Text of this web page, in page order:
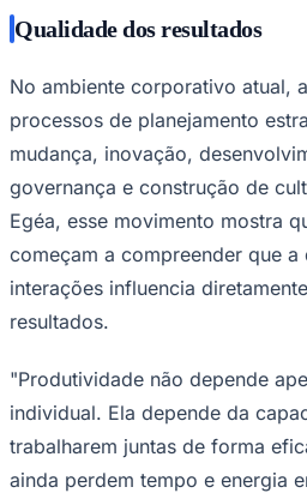
Palmeiras
Qualidade dos resultados
No ambiente corporativo atual,
processos de planejamento
mudança, inovação,
governança e construção de
Egéa, esse movimento mostra
começam a compreender que a
interações influencia
resultados.
"Produtividade não depende
individual. Ela depende da
trabalharem juntas de forma
ainda perdem tempo e energia